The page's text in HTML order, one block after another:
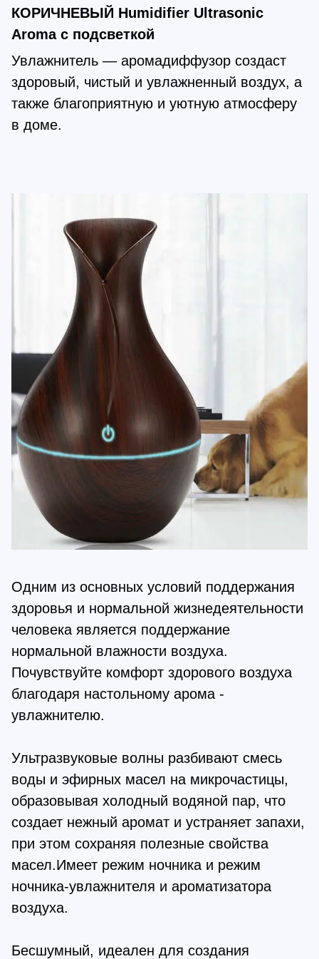
КОРИЧНЕВЫЙ Humidifier Ultrasonic
Aroma c подсветкой
Увлажнитель — аромадиффузор создаст
здоровый, чистый и увлажненный воздух, а
также благоприятную и уютную атмосферу
в доме.
Одним из основных условий поддержания
здоровья и нормальной жизнедеятельности
человека является поддержание
нормальной влажности воздуха.
Почувствуйте комфорт здорового воздуха
благодаря настольному арома -
увлажнителю.
Ультразвуковые волны разбивают смесь
воды и эфирных масел на микрочастицы,
образовывая холодный водяной пар, что
создает нежный аромат и устраняет запахи,
при этом сохраняя полезные свойства
масел.Имеет режим ночника и режим
ночника-увлажнителя и ароматизатора
воздуха.
Бесшумный, идеален для создания